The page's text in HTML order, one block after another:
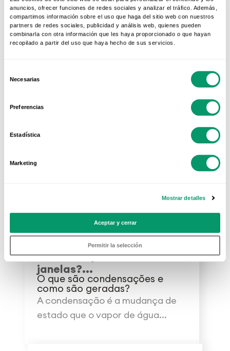
anuncios, ofrecer funciones de redes sociales y analizar el tráfico. Además,
compartimos información sobre el uso que haga del sitio web con nuestros
partners de redes sociales, publicidad y análisis web, quienes pueden
combinarla con otra información que les haya proporcionado o que hayan
recopilado a partir del uso que haya hecho de sus servicios.
de
Necesarias
Preferencias
Estadística
Marketing
Mostrar detalles
Aceptar y cerrar
Permitir la selección
02 MAR 2020
Como evitamos a
condensação nas
janelas?...
O que são condensações e
como são geradas?
A condensação é a mudança de
estado que o vapor de água...